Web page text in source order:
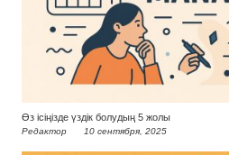
Өз ісіңізде үздік болудың 5 жолы
Редактор 10 сентября, 2025